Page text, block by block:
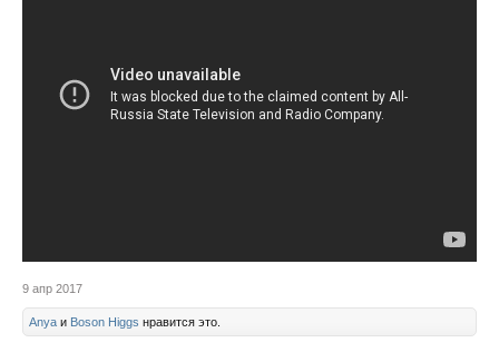
9 апр 2017
Anya и Boson Higgs нравится это.